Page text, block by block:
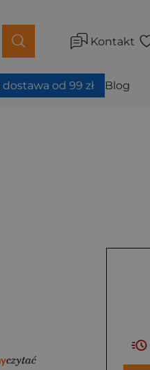
Kontakt
od 99 zł Blog